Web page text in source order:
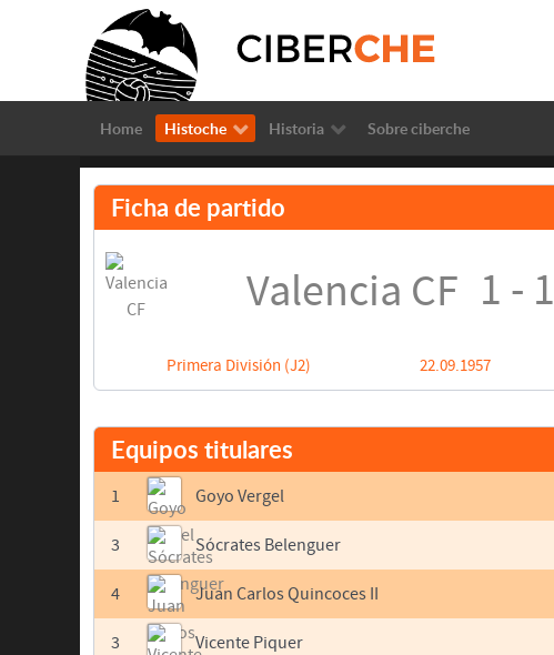
Home Histoche Historia Sobre ciberche
Ficha de partido
Valencia CF 1 - 1
Primera División (J2) 22.09.1957
Equipos titulares
1 Goyo Vergel
3 Sócrates Belenguer
4 Juan Carlos Quincoces II
3 Vicente Piquer